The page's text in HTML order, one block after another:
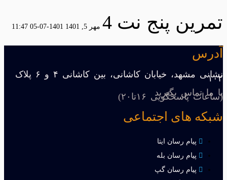
تمرین پنج نت 4 مهر 5, 1401 1401-07-05 11:47
آدرس
نشانی مشهد، خیابان کاشانی، بین کاشانی ۴ و ۶ پلاک
۱۰۲
با ما تماس بگیرید
(ساعات پاسخگویی ۱۶تا۲۰)
شبکه های اجتماعی
پیام رسان ایتا
پیام رسان بله
پیام رسان گپ